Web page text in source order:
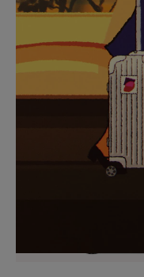
SUR
POUR
METTRE
PAUSE
LE
SON